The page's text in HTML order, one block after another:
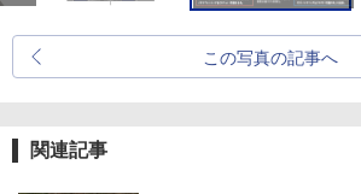
この写真の記事へ
関連記事